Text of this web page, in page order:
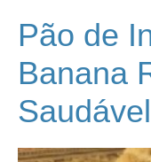
Pão de
Banana